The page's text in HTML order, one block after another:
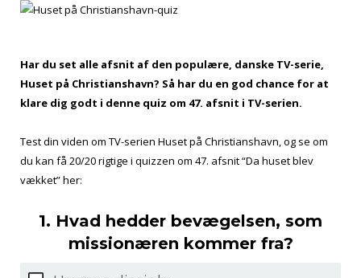
Har du set alle afsnit af den populære, danske TV-serie,
Huset på Christianshavn? Så har du en god chance for at
klare dig godt i denne quiz om 47. afsnit i TV-serien.
Test din viden om TV-serien Huset på Christianshavn, og se om
du kan få 20/20 rigtige i quizzen om 47. afsnit “Da huset blev
vækket” her:
1. Hvad hedder bevægelsen, som
missionæren kommer fra?